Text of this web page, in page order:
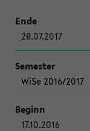
28.07.2017
WiSe 2016/2017
17.10.2016